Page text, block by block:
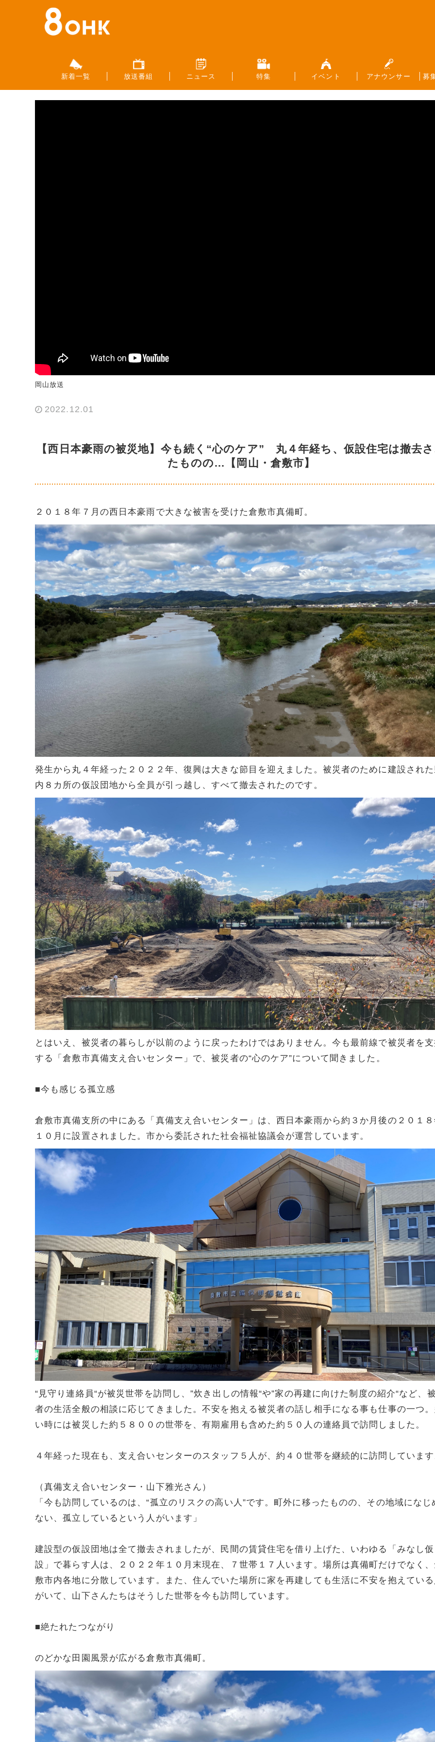
新着一覧 放送番組 ニュース 特集 イベント アナウンサー 募
岡山放送
2022.12.01
【西日本豪雨の被災地】今も続く“心のケア” 丸４年経ち、仮設住宅は撤去
たものの…【岡山・倉敷市】
２０１８年７月の西日本豪雨で大きな被害を受けた倉敷市真備町。
発生から丸４年経った２０２２年、復興は大きな節目を迎えました。被災者のために建設され
内８カ所の仮設団地から全員が引っ越し、すべて撤去されたのです。
とはいえ、被災者の暮らしが以前のように戻ったわけではありません。今も最前線で被災者を
する「倉敷市真備支え合いセンター」で、被災者の“心のケア”について聞きました。
■今も感じる孤立感
倉敷市真備支所の中にある「真備支え合いセンター」は、西日本豪雨から約３か月後の２０１
１０月に設置されました。市から委託された社会福祉協議会が運営しています。
“見守り連絡員“が被災世帯を訪問し、”炊き出しの情報“や”家の再建に向けた制度の紹介“など、
者の生活全般の相談に応じてきました。不安を抱える被災者の話し相手になる事も仕事の一つ
い時には被災した約５８００の世帯を、有期雇用も含めた約５０人の連絡員で訪問しました。
４年経った現在も、支え合いセンターのスタッフ５人が、約４０世帯を継続的に訪問していま
（真備支え合いセンター・山下雅光さん）
「今も訪問しているのは、“孤立のリスクの高い人”です。町外に移ったものの、その地域になじ
ない、孤立しているという人がいます」
建設型の仮設団地は全て撤去されましたが、民間の賃貸住宅を借り上げた、いわゆる「みなし仮
設」で暮らす人は、２０２２年１０月末現在、７世帯１７人います。場所は真備町だけでなく
敷市内各地に分散しています。また、住んでいた場所に家を再建しても生活に不安を抱えてい
がいて、山下さんたちはそうした世帯を今も訪問しています。
■絶たれたつながり
のどかな田園風景が広がる倉敷市真備町。